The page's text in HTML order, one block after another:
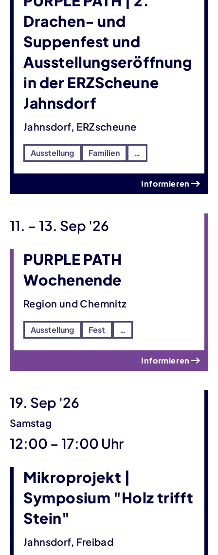
Drachen- und
Suppenfest und
Ausstellungseröffnung
in der ERZScheune
Jahnsdorf
Jahnsdorf, ERZscheune
Ausstellung Familien …
Informieren
11. – bis
13. Sep '26
PURPLE PATH
Wochenende
Region und Chemnitz
Ausstellung Fest …
Informieren
19. Sep '26
Samstag
12:00 – bis
17:00 Uhr
Mikroprojekt |
Symposium "Holz trifft
Stein"
Jahnsdorf, Freibad